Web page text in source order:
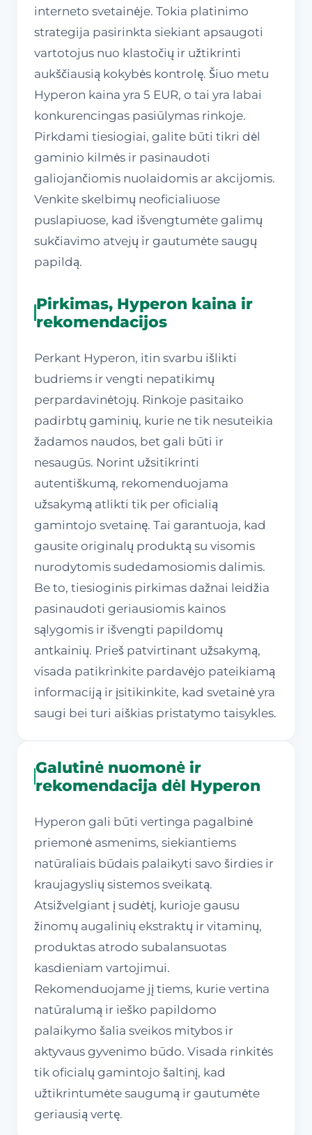
interneto svetainėje. Tokia platinimo
strategija pasirinkta siekiant apsaugoti
vartotojus nuo klastočių ir užtikrinti
aukščiausią kokybės kontrolę. Šiuo metu
Hyperon kaina yra 5 EUR, o tai yra labai
konkurencingas pasiūlymas rinkoje.
Pirkdami tiesiogiai, galite būti tikri dėl
gaminio kilmės ir pasinaudoti
galiojančiomis nuolaidomis ar akcijomis.
Venkite skelbimų neoficialiuose
puslapiuose, kad išvengtumėte galimų
sukčiavimo atvejų ir gautumėte saugų
papildą.
Pirkimas, Hyperon kaina ir
rekomendacijos
Perkant Hyperon, itin svarbu išlikti
budriems ir vengti nepatikimų
perpardavinėtojų. Rinkoje pasitaiko
padirbtų gaminių, kurie ne tik nesuteikia
žadamos naudos, bet gali būti ir
nesaugūs. Norint užsitikrinti
autentiškumą, rekomenduojama
užsakymą atlikti tik per oficialią
gamintojo svetainę. Tai garantuoja, kad
gausite originalų produktą su visomis
nurodytomis sudedamosiomis dalimis.
Be to, tiesioginis pirkimas dažnai leidžia
pasinaudoti geriausiomis kainos
sąlygomis ir išvengti papildomų
antkainių. Prieš patvirtinant užsakymą,
visada patikrinkite pardavėjo pateikiamą
informaciją ir įsitikinkite, kad svetainė yra
saugi bei turi aiškias pristatymo taisykles.
Galutinė nuomonė ir
rekomendacija dėl Hyperon
Hyperon gali būti vertinga pagalbinė
priemonė asmenims, siekiantiems
natūraliais būdais palaikyti savo širdies ir
kraujagyslių sistemos sveikatą.
Atsižvelgiant į sudėtį, kurioje gausu
žinomų augalinių ekstraktų ir vitaminų,
produktas atrodo subalansuotas
kasdieniam vartojimui.
Rekomenduojame jį tiems, kurie vertina
natūralumą ir ieško papildomo
palaikymo šalia sveikos mitybos ir
aktyvaus gyvenimo būdo. Visada rinkitės
tik oficialų gamintojo šaltinį, kad
užtikrintumėte saugumą ir gautumėte
geriausią vertę.